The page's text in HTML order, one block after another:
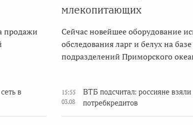
продажи
млекопитающих
Сейчас новейшее оборудование
обследования ларг и белух на
подразделений Приморского
в
15:55
03.08
ВТБ подсчитал: россияне
потребкредитов